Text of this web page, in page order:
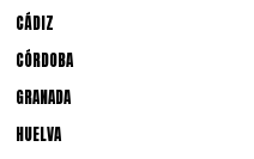
CÁDIZ
CÓRDOBA
GRANADA
HUELVA